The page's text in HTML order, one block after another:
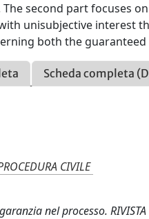
second part focuses
unisubjective interest
both the
Scheda completa
CIVILE
nel processo. RIVISTA